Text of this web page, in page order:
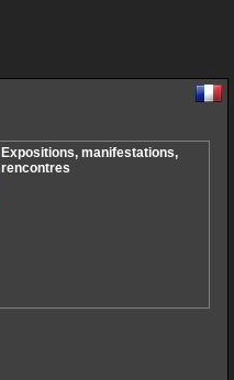
Expositions, manifestations,
rencontres